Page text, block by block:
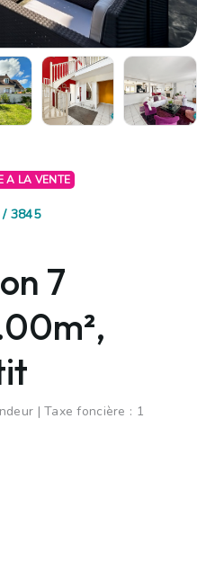
A LA VENTE
3845
7
| Taxe foncière : 1